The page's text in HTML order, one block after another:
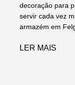
decoração para
servir cada vez
armazém em
LER MAIS